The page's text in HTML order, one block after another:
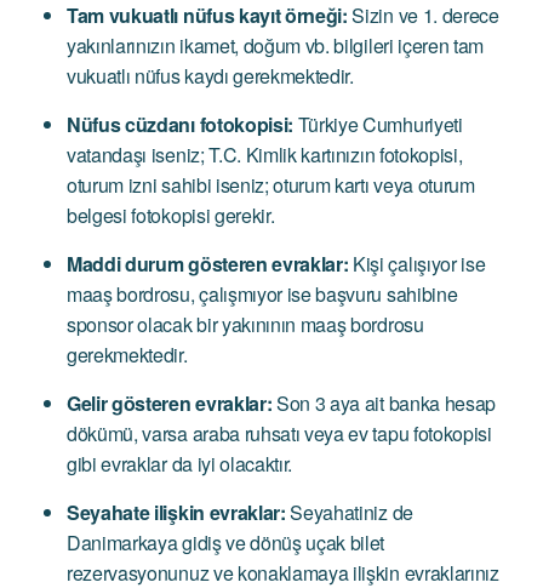
Tam vukuatlı nüfus kayıt örneği:Sizin ve 1. derece
yakınlarınızın ikamet, doğum vb. bilgileri içeren tam
vukuatlı nüfus kaydı gerekmektedir.
Nüfus cüzdanı fotokopisi: Türkiye Cumhuriyeti
vatandaşı iseniz; T.C. Kimlik kartınızın fotokopisi,
oturum izni sahibi iseniz; oturum kartı veya oturum
belgesi fotokopisi gerekir.
Maddi durum gösteren evraklar: Kişi çalışıyor ise
maaş bordrosu, çalışmıyor ise başvuru sahibine
sponsor olacak bir yakınının maaş bordrosu
gerekmektedir.
Gelir gösteren evraklar:Son 3 aya ait banka hesap
dökümü, varsa araba ruhsatı veya ev tapu fotokopisi
gibi evraklar da iyi olacaktır.
Seyahate ilişkin evraklar:Seyahatiniz de
Danimarkaya gidiş ve dönüş uçak bilet
rezervasyonunuz ve konaklamaya ilişkin evraklarınız